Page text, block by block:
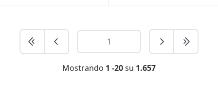
Mostrando 1 -20su 1.657